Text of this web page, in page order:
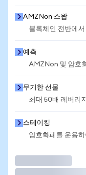
AMZNon 스왑
블록체인 전반에
예측
AMZNon 및 암호
무기한 선물
최대 50배 레버리
스테이킹
암호화폐를 운용